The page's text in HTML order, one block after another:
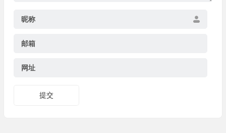
昵称
邮箱
网址
提交